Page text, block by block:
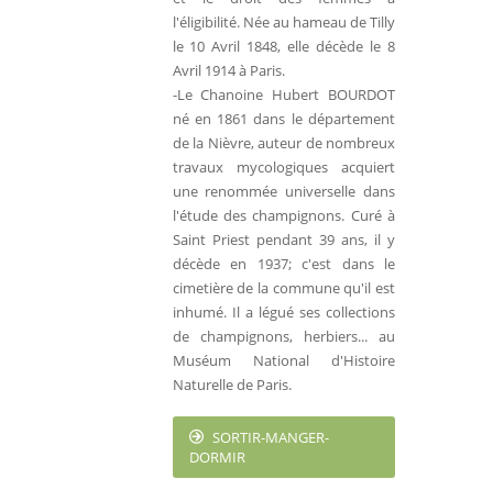
l'éligibilité. Née au hameau de Tilly
le 10 Avril 1848, elle décède le 8
Avril 1914 à Paris.
-Le Chanoine Hubert BOURDOT
né en 1861 dans le département
de la Nièvre, auteur de nombreux
travaux mycologiques acquiert
une renommée universelle dans
l'étude des champignons. Curé à
Saint Priest pendant 39 ans, il y
décède en 1937; c'est dans le
cimetière de la commune qu'il est
inhumé. Il a légué ses collections
de champignons, herbiers... au
Muséum National d'Histoire
Naturelle de Paris.
SORTIR-MANGER-
DORMIR